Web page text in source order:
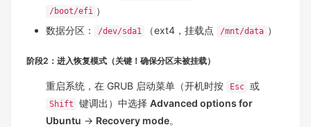
/boot/efi ）
数据分区：
/dev/sda1 （ext4，挂载点 /mnt/data ）
阶段2：进入恢复模式（关键！确保分区未被挂载）
重启系统，在 GRUB 启动菜单（开机时按 Esc 或
Shift 键调出）中选择Advanced options for
Ubuntu → Recovery mode。